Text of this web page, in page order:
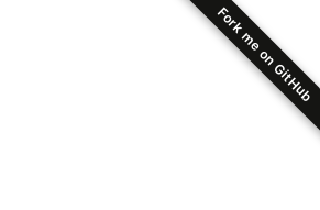
Fork me on GitHub